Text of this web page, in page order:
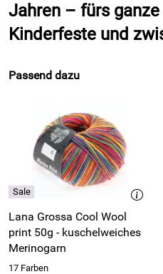
Jahren – fürs
Kinderfeste und
Passend dazu
Lana Grossa Cool Wool
print 50g - kuschelweiches
Merinogarn
17 Farben